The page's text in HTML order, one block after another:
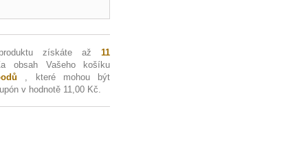
produktu získáte až11
obsah Vašeho košíku
, které mohou být
v hodnotě 11,00 Kč.